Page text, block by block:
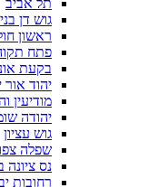
תל אביב
גוש דן
ראשון
פתח
בקעת
יהוד
מודיעין
יהודה
גוש עציון
שפלה
נס
רחובות